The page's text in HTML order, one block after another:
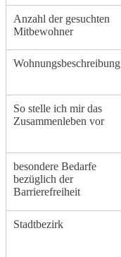
Anzahl der gesuchten
Mitbewohner
Wohnungsbeschreibung
So stelle ich mir das
Zusammenleben vor
besondere Bedarfe
bezüglich der
Barrierefreiheit
Stadtbezirk